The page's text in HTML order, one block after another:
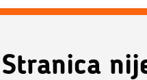
Stranica